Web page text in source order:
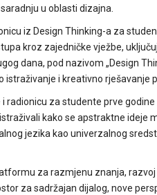
u oblasti dizajna.
iz Design Thinking-a za
kroz zajedničke vježbe,
dana, pod nazivom „Design
i kreativno rješavanje
radionicu za studente prve
kako se apstraktne
jezika kao univerzalnog
za razmjenu znanja,
za sadržajan dijalog, nove